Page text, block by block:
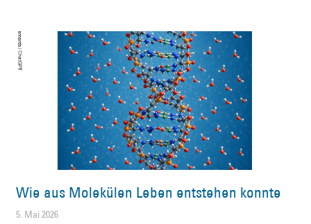
Wie aus Molekülen Leben entstehen konnte
5. Mai 2026